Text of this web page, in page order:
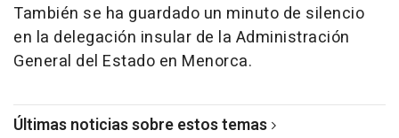
También se ha guardado un minuto de silencio
en la delegación insular de la Administración
General del Estado en Menorca.
Últimas noticias sobre estos temas